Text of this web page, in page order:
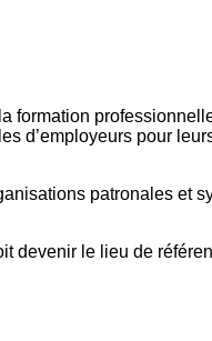
pour
patronales et
devenir le lieu de